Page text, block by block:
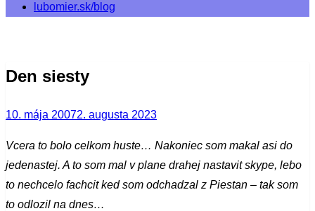
lubomier.sk/blog
Den siesty
Posted
10. mája 20072. augusta 2023
Vcera to bolo celkom huste… Nakoniec som makal asi do
jedenastej. A to som mal v plane drahej nastavit skype, lebo
to nechcelo fachcit ked som odchadzal z Piestan – tak som
to odlozil na dnes…